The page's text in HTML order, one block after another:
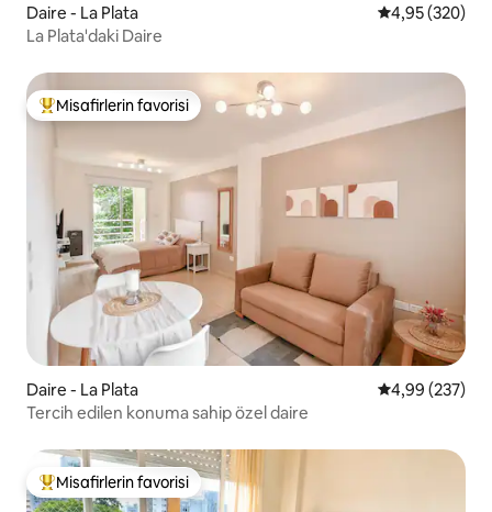
Daire - La Plata 5 üzerinden
4,95 (320)
La Plata'daki Daire
Misafirlerin favorilerinden en beğenilenler arasında
Misafirlerin favorisi
Daire - La Plata 5 üzerinden
4,99 (237)
Tercih edilen konuma sahip özel daire
Misafirlerin favorilerinden en beğenilenler arasında
Misafirlerin favorisi